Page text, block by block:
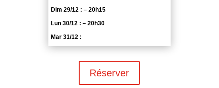
Dim 29/12 : – 20h15
Lun 30/12 : – 20h30
Mar 31/12 :
Réserver